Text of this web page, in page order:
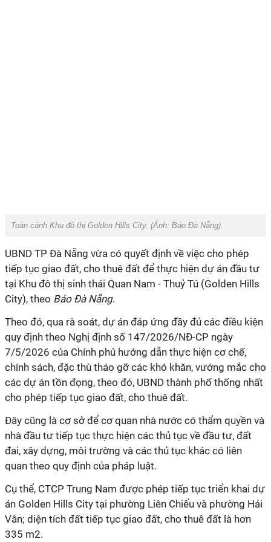
Toàn cảnh Khu đô thị Golden Hills City. (Ảnh: Báo Đà Nẵng).
UBND TP Đà Nẵng vừa có quyết định về việc cho phép
tiếp tục giao đất, cho thuê đất để thực hiện dự án đầu tư
tại Khu đô thị sinh thái Quan Nam - Thuỷ Tú (Golden Hills
City), theo Báo Đà Nẵng.
Theo đó, qua rà soát, dự án đáp ứng đầy đủ các điều kiện
quy định theo Nghị định số 147/2026/NĐ-CP ngày
7/5/2026 của Chính phủ hướng dẫn thực hiện cơ chế,
chính sách, đặc thù tháo gỡ các khó khăn, vướng mắc cho
các dự án tồn đọng, theo đó, UBND thành phố thống nhất
cho phép tiếp tục giao đất, cho thuê đất.
Đây cũng là cơ sở để cơ quan nhà nước có thẩm quyền và
nhà đầu tư tiếp tục thực hiện các thủ tục về đầu tư, đất
đai, xây dựng, môi trường và các thủ tục khác có liên
quan theo quy định của pháp luật.
Cụ thể, CTCP Trung Nam được phép tiếp tục triển khai dự
án Golden Hills City tại phường Liên Chiểu và phường Hải
Vân; diện tích đất tiếp tục giao đất, cho thuê đất là hơn
335 m2.